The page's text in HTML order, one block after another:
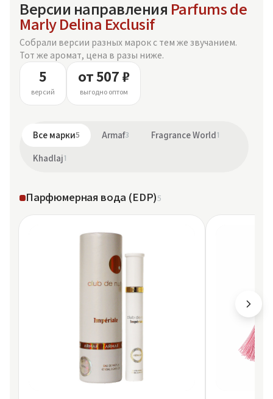
Версии направления Parfums de
Marly Delina Exclusif
Собрали версии разных марок с тем же звучанием.
Тот же аромат, цена в разы ниже.
5
версий
от 507 ₽
выгодно оптом
Все марки5 Armaf3 Fragrance World 1
Khadlaj1
Парфюмерная вода (EDP)5